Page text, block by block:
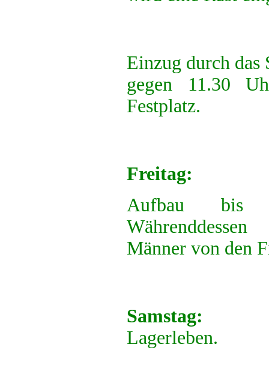
Einzug durch das
gegen 11.30
Festplatz.
Freitag:
Aufbau bis
Männer von den
Samstag:
Lagerleben.